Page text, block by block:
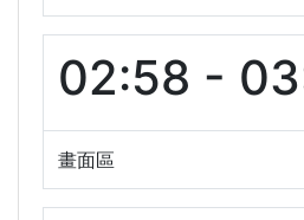
02:58 -
畫面區